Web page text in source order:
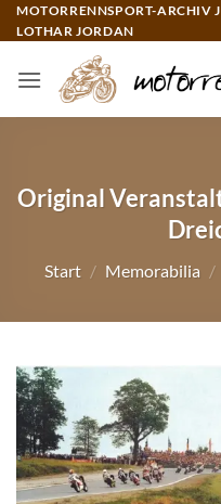
Zum
Inhalt
MOTORRENNSPORT-ARCHIV
LOTHAR JORDAN
Original
Start / Memorabilia /